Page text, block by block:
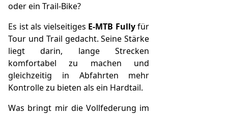
oder ein Trail-Bike?
Es ist als vielseitiges E-MTB Fullyfür
Tour und Trail gedacht. Seine Stärke
liegt darin, lange Strecken
komfortabel zu machen und
gleichzeitig in Abfahrten mehr
Kontrolle zu bieten als ein Hardtail.
Was bringt mir die Vollfederung im